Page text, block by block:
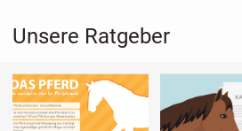
Unsere Ratgeber